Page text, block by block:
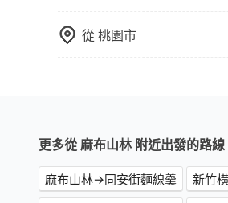
從桃園市
更多從 麻布山林 附近出發的路線
麻布山林→同安街麵線羹 新竹